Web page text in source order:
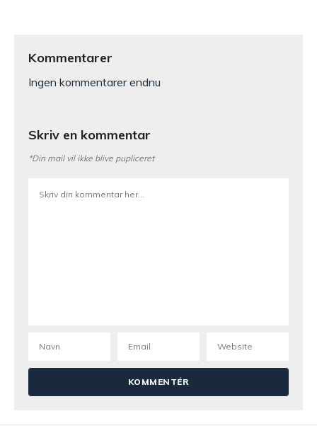
Kommentarer
Ingen kommentarer endnu
Skriv en kommentar
*Din mail vil ikke blive pupliceret